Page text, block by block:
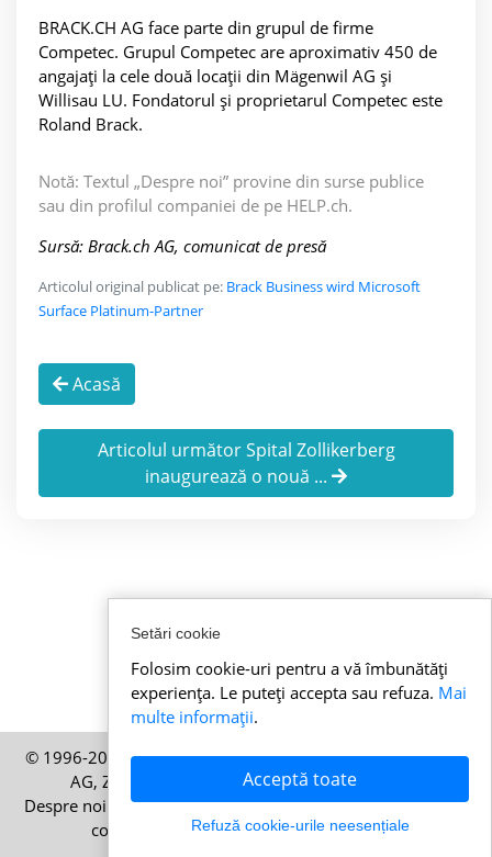
BRACK.CH AG face parte din grupul de firme
Competec. Grupul Competec are aproximativ 450 de
angajați la cele două locații din Mägenwil AG și
Willisau LU. Fondatorul și proprietarul Competec este
Roland Brack.
Notă: Textul „Despre noi” provine din surse publice
sau din profilul companiei de pe HELP.ch.
Sursă: Brack.ch AG, comunicat de presă
Articolul original publicat pe: Brack Business wird Microsoft
Surface Platinum-Partner
Acasă
Articolul următor Spital Zollikerberg
inaugurează o nouă ...
© 1996-2026 Stirielvetiene.ro – O publicație a HELP Media
AG, Zürich, Elveția – Toate drepturile rezervate
Despre noi
Imprint|Termeni și condiții|Politica privind
cookie-urile
|Politica de confidențialitate
Setări cookie
Folosim cookie-uri pentru a vă îmbunătăți
experiența. Le puteți accepta sau refuza. Mai
multe informații.
Acceptă toate
Refuză cookie-urile neesențiale